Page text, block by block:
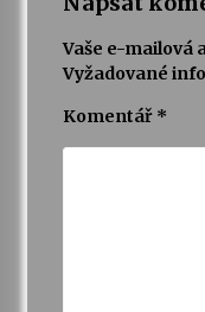
Želiv
Vaše e-mailová
Vyžadované
Komentář *